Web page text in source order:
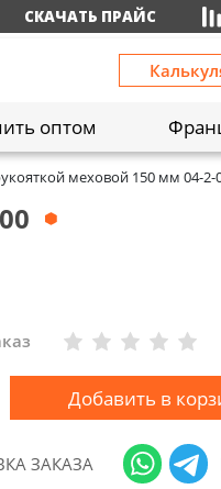
СКАЧАТЬ ПРАЙС
оптом
меховой 150 мм 04-2-
Добавить в
ЗАКАЗА